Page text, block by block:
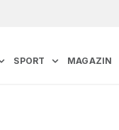
SPORT MAGAZIN